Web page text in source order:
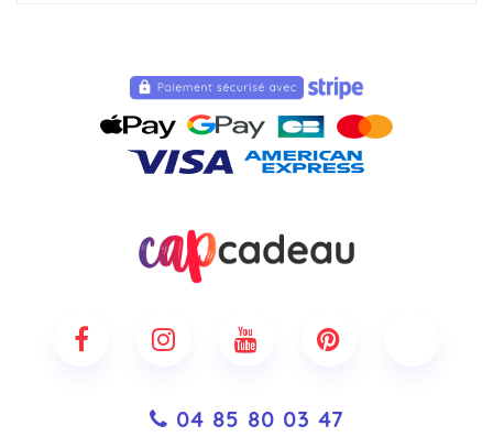
04 85 80 03 47